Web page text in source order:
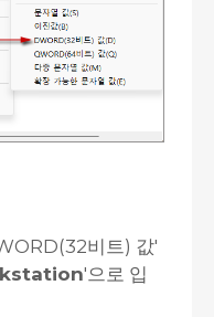
비트) 값'
'으로 입